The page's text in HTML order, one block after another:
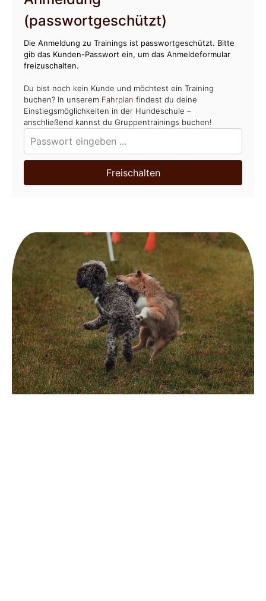
(passwortgeschützt)
Die Anmeldung zu Trainings ist passwortgeschützt. Bitte
gib das Kunden-Passwort ein, um das Anmeldeformular
freizuschalten.
Du bist noch kein Kunde und möchtest ein Training
buchen? In unserem Fahrplan findest du deine
Einstiegsmöglichkeiten in der Hundeschule –
anschließend kannst du Gruppentrainings buchen!
Freischalten